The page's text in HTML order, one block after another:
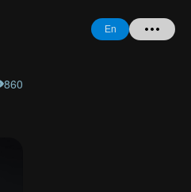
En
860